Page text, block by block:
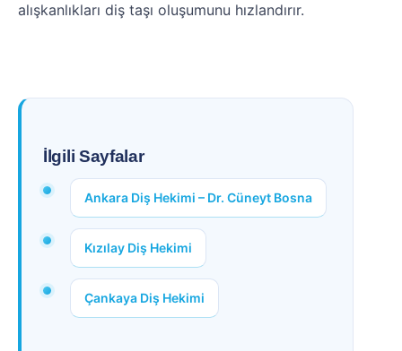
alışkanlıkları diş taşı oluşumunu hızlandırır.
İlgili Sayfalar
Ankara Diş Hekimi – Dr. Cüneyt Bosna
Kızılay Diş Hekimi
Çankaya Diş Hekimi